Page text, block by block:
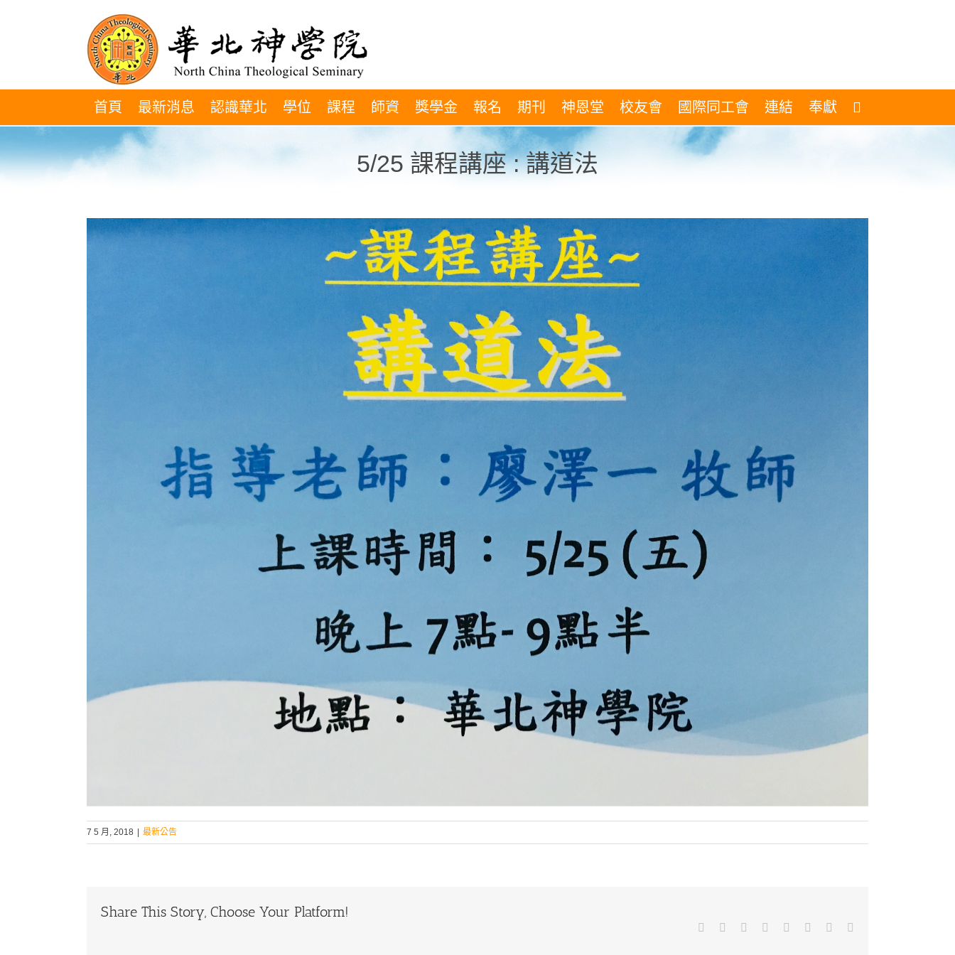
首頁 最新消息 認識華北 學位 課程 師資 獎學金 報名 期刊 神恩堂 校友會 國際同工會 連結 奉獻
5/25 課程講座 : 講道法
7 5 月, 2018 | 最新公告
Share This Story, Choose Your Platform!
Facebook Reddit LinkedIn
TumblrPinterest